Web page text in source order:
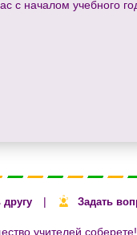
началом учебного
другу | Задать
учителей